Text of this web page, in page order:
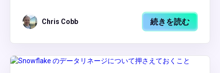
Chris Cobb 続きを読む